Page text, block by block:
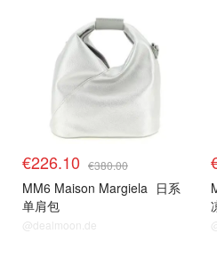
€226.10 €380.00
MM6 Maison Margiela 日系
单肩包
@dealmoon.de